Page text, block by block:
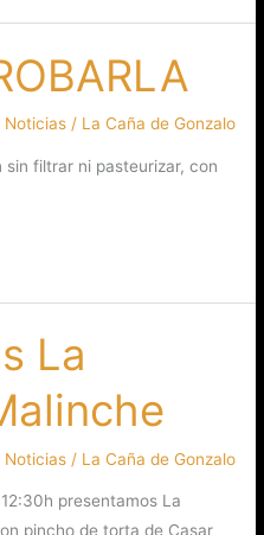
Noticias / La Caña de Gonzalo
filtrar ni pasteurizar, con
La
Noticias / La Caña de Gonzalo
presentamos La
pincho de torta de Casar